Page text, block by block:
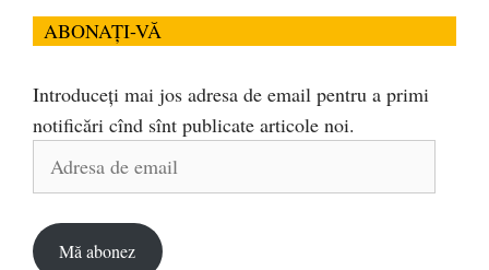
ABONAȚI-VĂ
Introduceți mai jos adresa de email pentru a primi
notificări cînd sînt publicate articole noi.
Adresa
Mă abonez